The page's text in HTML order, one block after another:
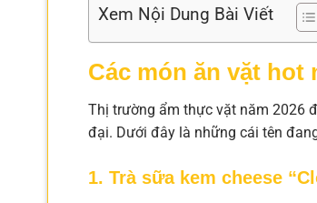
Xem Nội Dung Bài Viết
Các món ăn vặt
Thị trường ẩm thực vặt năm 2026
đại. Dưới đây là những cái tên
1. Trà sữa kem cheese